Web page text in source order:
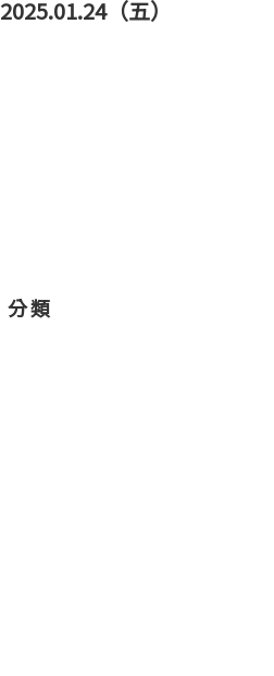
2025.01.24（五）
分類